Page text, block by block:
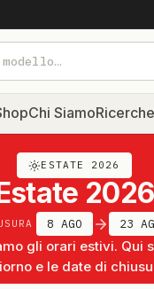
Chi Siamo
ESTATE 2026
2026
8 AGO 23
gli orari estivi. Qui
e le date di